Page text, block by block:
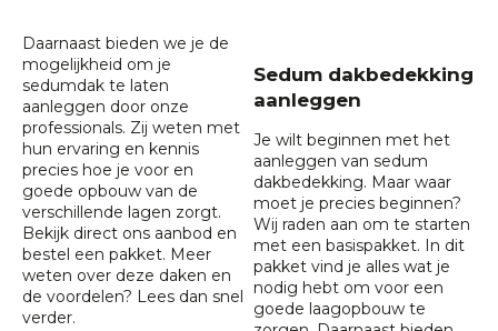
Daarnaast bieden we je de
mogelijkheid om je
sedumdak te laten
aanleggen door onze
professionals. Zij weten met
hun ervaring en kennis
precies hoe je voor en
goede opbouw van de
verschillende lagen zorgt.
Bekijk direct ons aanbod en
bestel een pakket. Meer
weten over deze daken en
de voordelen? Lees dan snel
verder.
Sedum dakbedekking
aanleggen
Je wilt beginnen met het
aanleggen van sedum
dakbedekking. Maar waar
moet je precies beginnen?
Wij raden aan om te starten
met een basispakket. In dit
pakket vind je alles wat je
nodig hebt om voor een
goede laagopbouw te